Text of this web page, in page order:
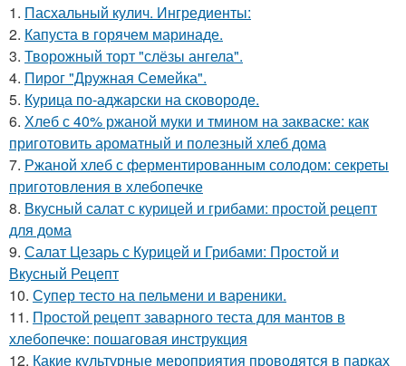
1. Пасхальный кулич. Ингредиенты:
2. Капуста в горячем маринаде.
3. Творожный торт "слёзы ангела".
4. Пирог "Дружная Семейка".
5. Курица по-аджарски на сковороде.
6. Хлеб с 40% ржаной муки и тмином на закваске: как
приготовить ароматный и полезный хлеб дома
7. Ржаной хлеб с ферментированным солодом: секреты
приготовления в хлебопечке
8. Вкусный салат с курицей и грибами: простой рецепт
для дома
9. Салат Цезарь с Курицей и Грибами: Простой и
Вкусный Рецепт
10. Супер тесто на пельмени и вареники.
11. Простой рецепт заварного теста для мантов в
хлебопечке: пошаговая инструкция
12. Какие культурные мероприятия проводятся в парках